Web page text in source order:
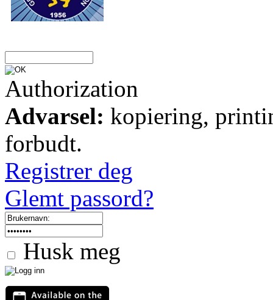
Authorization
Advarsel: kopiering,
forbudt.
Registrer deg
Glemt passord?
Husk meg